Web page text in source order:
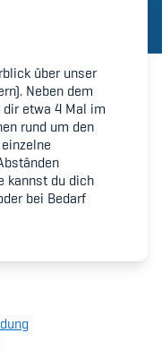
über unser
Neben dem
etwa 4 Mal im
rund um den
kannst du dich
bei Bedarf